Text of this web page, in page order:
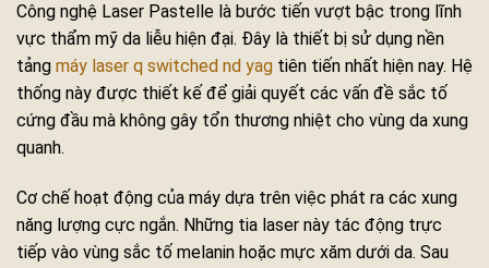
Công nghệ Laser Pastelle là bước tiến vượt bậc trong lĩnh
vực thẩm mỹ da liễu hiện đại. Đây là thiết bị sử dụng nền
tảng máy laser q switched nd yag tiên tiến nhất hiện nay. Hệ
thống này được thiết kế để giải quyết các vấn đề sắc tố
cứng đầu mà không gây tổn thương nhiệt cho vùng da xung
quanh.
Cơ chế hoạt động của máy dựa trên việc phát ra các xung
năng lượng cực ngắn. Những tia laser này tác động trực
tiếp vào vùng sắc tố melanin hoặc mực xăm dưới da. Sau